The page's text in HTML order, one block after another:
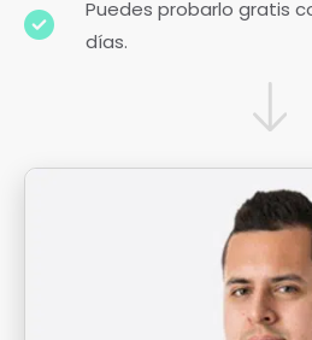
Puedes probarlo gratis
días.